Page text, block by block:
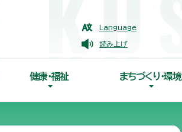
Language
読み上げ
健康・福祉 まちづくり・環境